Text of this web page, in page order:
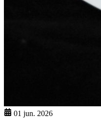
01 jun. 2026